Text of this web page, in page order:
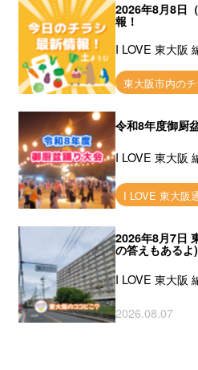
2026年8月8日
報！
I LOVE 東大阪
東大阪市内の
令和8年度御厨
I LOVE 東大阪
I LOVE 東大阪
2026年8月7日
の答えもあるよ)
I LOVE 東大阪
2026.08.07